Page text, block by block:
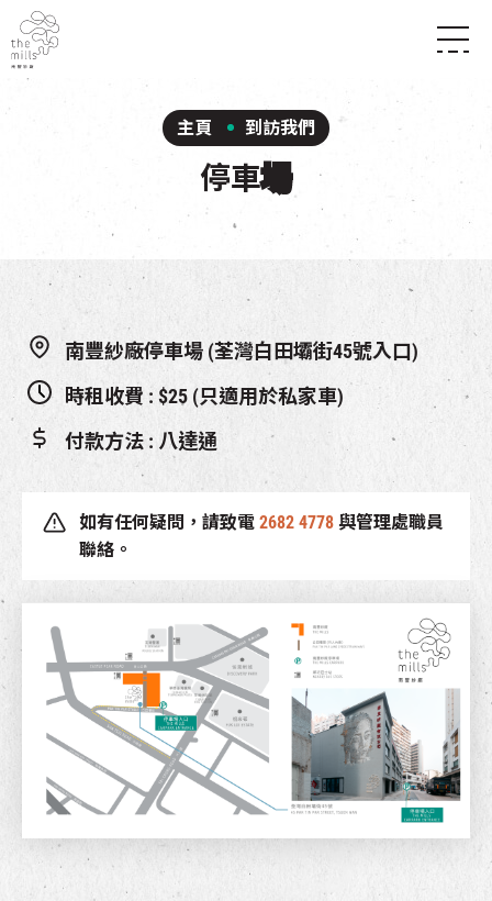
所有活動
展覽
導賞團
體驗
活化與保育
走進南豐紗廠
CHAT六廠
南豐作坊
其他體驗
到訪我們
開放時間及位置
穿梭巴士服務
停車場
NF TOUCH
|
主頁 到訪我們
停車場
南豐紗廠停車場 (荃灣白田壩街45號入口)
時租收費 : $25 (只適用於私家車)
付款方法 : 八達通
如有任何疑問，請致電 2682 4778與管理處職員
聯絡。